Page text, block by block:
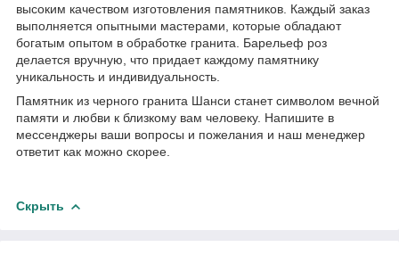
высоким качеством изготовления памятников. Каждый заказ
выполняется опытными мастерами, которые обладают
богатым опытом в обработке гранита. Барельеф роз
делается вручную, что придает каждому памятнику
уникальность и индивидуальность.
Памятник из черного гранита Шанси станет символом вечной
памяти и любви к близкому вам человеку. Напишите в
мессенджеры ваши вопросы и пожелания и наш менеджер
ответит как можно скорее.
Скрыть